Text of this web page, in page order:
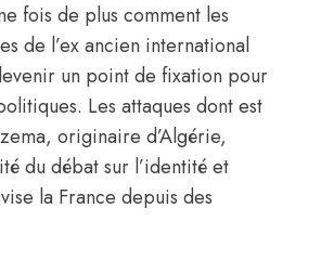
fois de plus comment les
de l’ex ancien international
un point de fixation pour
Les attaques dont est
originaire d’Algérie,
du débat sur l’identité et
la France depuis des